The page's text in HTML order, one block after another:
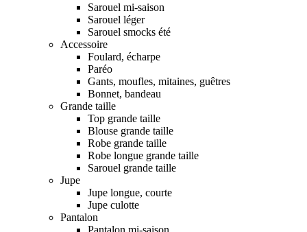
Sarouel mi-saison
Sarouel léger
Sarouel smocks été
Accessoire
Foulard, écharpe
Paréo
Gants, moufles, mitaines, guêtres
Bonnet, bandeau
Grande taille
Top grande taille
Blouse grande taille
Robe grande taille
Robe longue grande taille
Sarouel grande taille
Jupe
Jupe longue, courte
Jupe culotte
Pantalon
Pantalon mi-saison